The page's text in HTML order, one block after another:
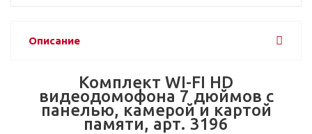
Описание
Комплект WI-FI HD
видеодомофона 7 дюймов с
панелью, камерой и картой
памяти, арт. 3196